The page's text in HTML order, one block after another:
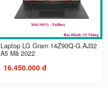
Laptop LG Gram 14Z90Q-G.AJ32
A5 Mã 2022
16.450.000 đ